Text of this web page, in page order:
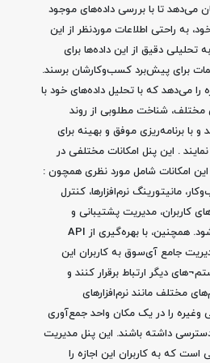
می‌دهد تا با بررسی داده‌های موجود
به راحتی اطلاعات موردنظر از این
تحلیلی دقیق از این داده‌ها برای
برای پیش‌برد کسب‌وکارشان برسند.
را می‌دهد که با تحلیل داده‌های خود با
مختلف، شناخت مطلوبی از روند
با برنامه‌ریزی موفق و بهینه برای
. این پنل امکانات مختلفی در
این امکانات شامل مورد نظری‌ همچون :
مانیتورینگ نرم‌افزارها، کنترل
کاربران، مدیریت پشتیبانی و
مدیریت شبکه و غیره می‌شود. همچنین، با بهره‌گیری از API
جامع آی‌سوق به کاربران این
دیگر ارتباط برقرار کنند و
مختلف مانند نرم‌افزارهای
وغیره را در یک مکان واحد جمع‌آوری
داشته باشند. این پنل مدیریت
است که به کاربران این اجازه را